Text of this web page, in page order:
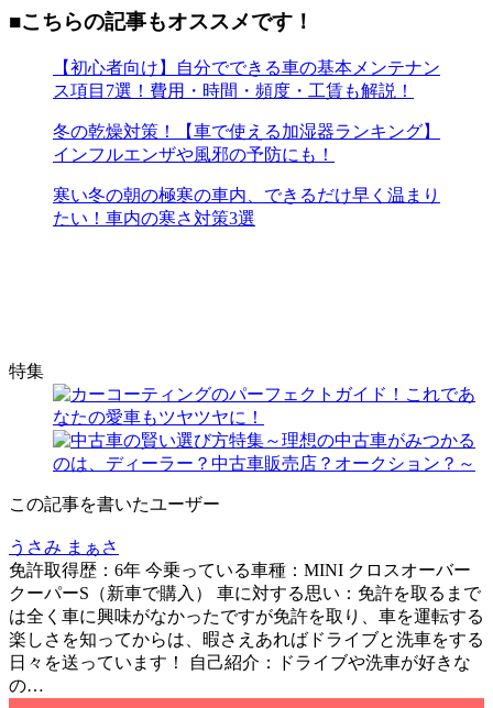
■こちらの記事もオススメです！
【初心者向け】自分でできる車の基本メンテナン
ス項目7選！費用・時間・頻度・工賃も解説！
冬の乾燥対策！【車で使える加湿器ランキング】
インフルエンザや風邪の予防にも！
寒い冬の朝の極寒の車内、できるだけ早く温まり
たい！車内の寒さ対策3選
特集
この記事を書いたユーザー
うさみ まぁさ
免許取得歴：6年 今乗っている車種：MINI クロスオーバー
クーパーS（新車で購入） 車に対する思い：免許を取るまで
は全く車に興味がなかったですが免許を取り、車を運転する
楽しさを知ってからは、暇さえあればドライブと洗車をする
日々を送っています！ 自己紹介：ドライブや洗車が好きな
の…